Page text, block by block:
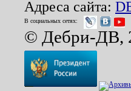
Адреса сайта:
В социальных сетях:
© Дебри-ДВ,